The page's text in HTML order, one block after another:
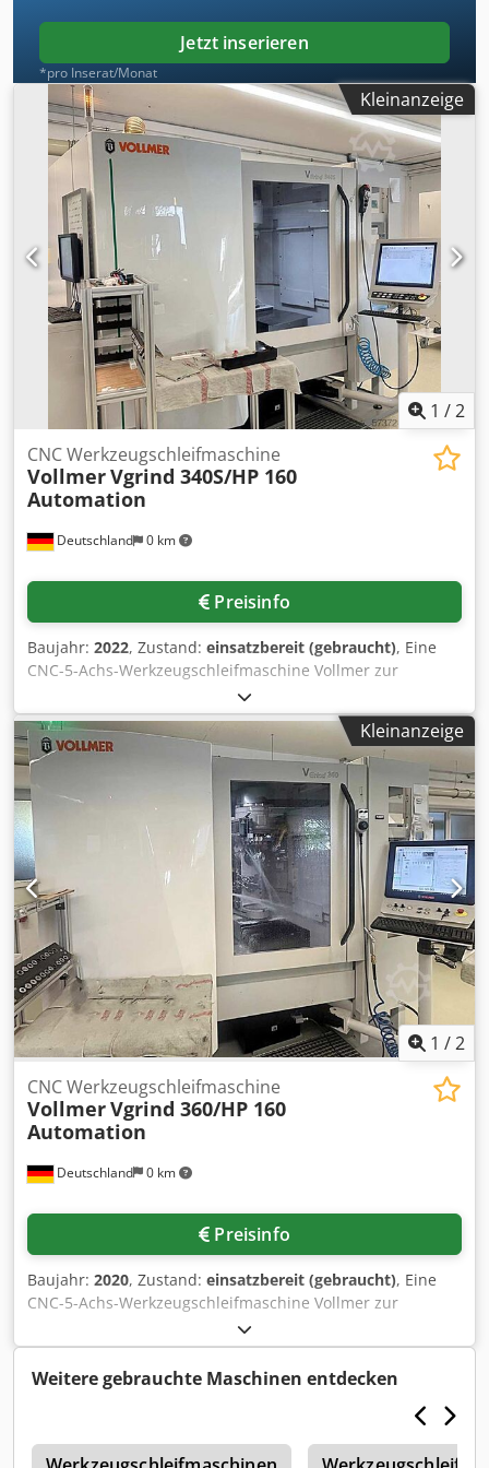
Jetzt inserieren
*pro Inserat/Monat
Kleinanzeige
1 /2
Deutschland 0 km
CNC Werkzeugschleifmaschine
VollmerVgrind 340S/HP 160
Automation
Preisinfo
Baujahr: 2022, Zustand: einsatzbereit (gebraucht), Eine
CNC-5-Achs-Werkzeugschleifmaschine Vollmer zur
Komplettbearbeitung von Vollhartmetall-
Rotationswerkzeugen steht zur Verfügung.
Werkzeugaufnahme: HSK50, Werkzeugplätze: 8, max.
Werkstücklänge: 340mm, max.
Schleifscheibendurchmesser: 150mm, Verfahrweg X/Y/Z:
330mm/450mm/500mm, Werkstückmagazin:
Palettenmagazin, Werkstückkapazität: 272.
Maschinendimensionen X/Y/Z: ca.
2650mm/2800mm/2200mm, Gewicht: ca. 5550kg,
Steuerung: Vollmer. Inklusive automatischem
Werkstückmagazin HP160. Dokumentation vorhanden. Eine
Besichtigung vor Ort ist möglich. Cedpezg Itcjfx Afuorf
Kleinanzeige
1 /2
Deutschland 0 km
CNC Werkzeugschleifmaschine
VollmerVgrind 360/HP 160
Automation
Preisinfo
Baujahr: 2020, Zustand: einsatzbereit (gebraucht), Eine
CNC-5-Achs-Werkzeugschleifmaschine Vollmer zur
Herstellung und zum Nachschärfen von Vollhartmetall-
Rotationswerkzeugen steht zur Verfügung.
Schleifspindelaufnahme: HSK50, max.
Werkstückdurchmesser: 100mm, max. Werkstücklänge:
Verfahrweg X/Y/Z: 350mm/450mm/500mm,
Werkstückmagazin: Palettenmagazin, Werkstückkapazität:
Weitere gebrauchte Maschinen entdecken